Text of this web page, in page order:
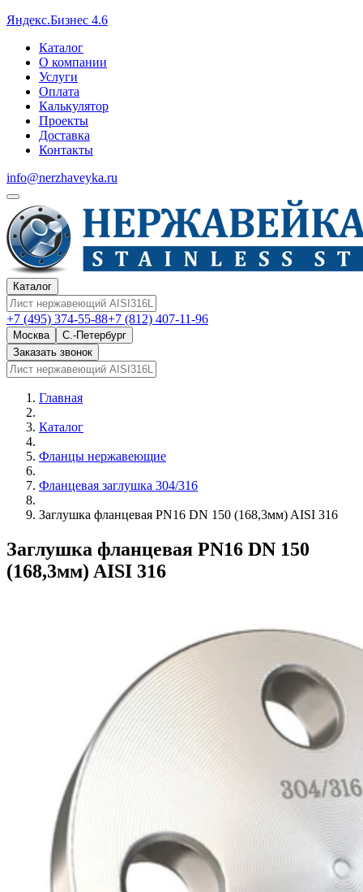
Яндекс.Бизнес 4.6
Каталог
О компании
Услуги
Оплата
Калькулятор
Проекты
Доставка
Контакты
info@nerzhaveyka.ru
Каталог
+7 (495) 374-55-88+7 (812) 407-11-96
Москва
С.-Петербург
Заказать звонок
Главная
Каталог
Фланцы нержавеющие
Фланцевая заглушка 304/316
Заглушка фланцевая PN16 DN 150 (168,3мм) AISI 316
Заглушка фланцевая PN16 DN 150
(168,3мм) AISI 316